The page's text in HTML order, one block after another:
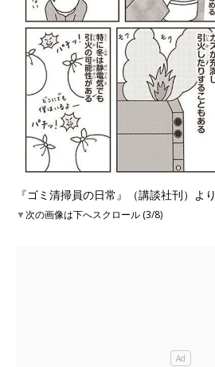
『ゴミ清掃員の日常』（講談社刊）より
▼次の画像は下へスクロール (3/8)